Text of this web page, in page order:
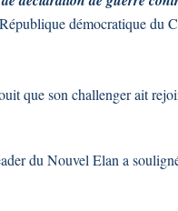
démocratique du
que son challenger ait
du Nouvel Elan a